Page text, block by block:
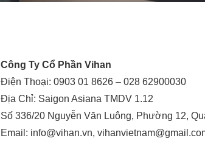
Công Ty Cổ Phần Vihan
Điện Thoại: 0903 01 8626 – 028 62900030
Địa Chỉ: Saigon Asiana TMDV 1.12
Số 336/20 Nguyễn Văn Luông, Phường 12,
Email: info@vihan.vn,